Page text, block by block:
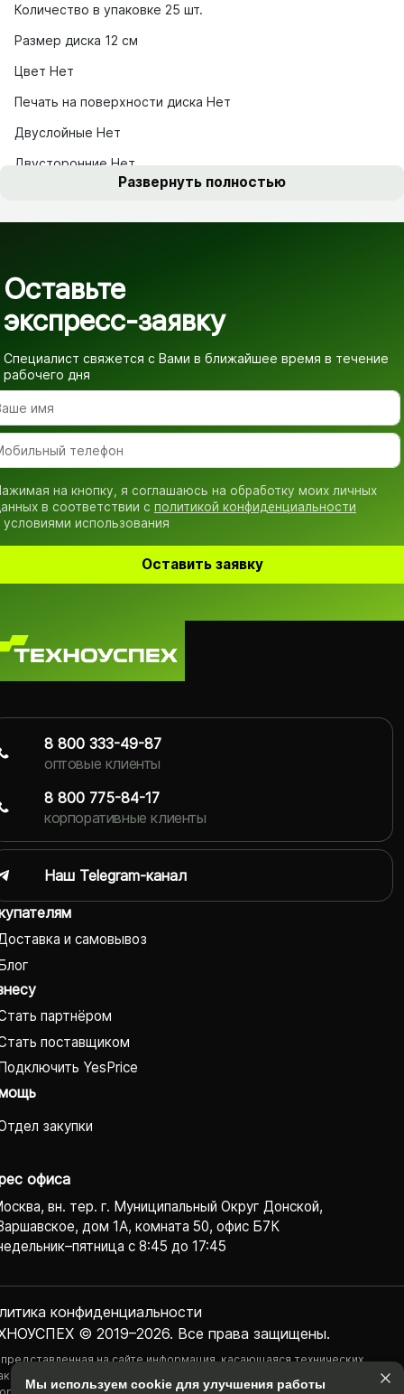
Количество в упаковке 25 шт.
Размер диска 12 см
Цвет Нет
Печать на поверхности диска Нет
Двуслойные Нет
Двусторонние Нет
Развернуть полностью
Оставьте
экспресс-заявку
Специалист свяжется с Вами в ближайшее время в течение
рабочего дня
на кнопку, я соглашаюсь на обработку моих личных
в соответствии с политикой конфиденциальности
условиями использования
Оставить заявку
и самовывоз
партнёром
поставщиком
YesPrice
закупки
офиса
вн. тер. г. Муниципальный Округ Донской,
дом 1А, комната 50, офис Б7К
с 8:45 до 17:45
© 2019–2026. Все права защищены.
конфиденциаль­ности
на сайте информация, касающаяся технических
наличия на складе, стоимости товаров, носит
8 800 333-49-87
оптовые клиенты
8 800 775-84-17
корпоративные клиенты
Наш Telegram-канал
Мы используем cookie для улучшения работы